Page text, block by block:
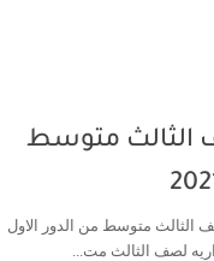
الثالث متوسط
الثالث متوسط من الدور الاول